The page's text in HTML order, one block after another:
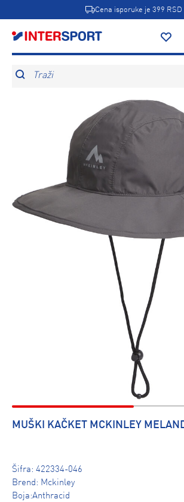
Cena isporuke je 399 RSD
Traži
MUŠKI KAČKET MCKINLEY
Šifra: 422334-046
Brend: Mckinley
Boja:Anthracid